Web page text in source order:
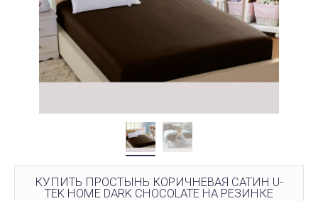
КУПИТЬ ПРОСТЫНЬ КОРИЧНЕВАЯ САТИН U-
TEK HOME DARK CHOCOLATE НА РЕЗИНКЕ